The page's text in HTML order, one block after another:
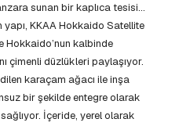
sunan bir kaplıca tesisi…
KKAA Hokkaido Satellite
Hokkaido’nun kalbinde
çimenli düzlükleri paylaşıyor.
karaçam ağacı ile inşa
bir şekilde entegre olarak
İçeride, yerel olarak